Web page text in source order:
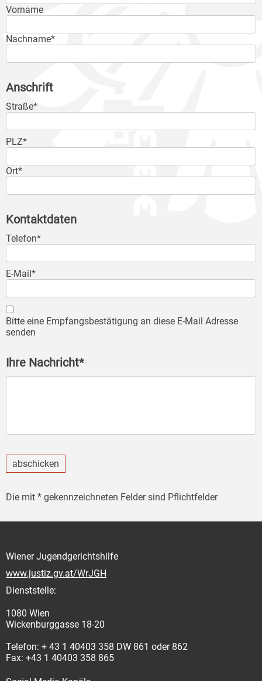
Vorname
Nachname*
Anschrift
Straße*
PLZ*
Ort*
Kontaktdaten
Telefon*
E-Mail*
Bitte eine Empfangsbestätigung an diese E-Mail Adresse
senden
Ihre Nachricht*
abschicken
Die mit * gekennzeichneten Felder sind Pflichtfelder
Wiener Jugendgerichtshilfe
www.justiz.gv.at/WrJGH
Dienststelle:
1080 Wien
Wickenburggasse 18-20
Telefon: + 43 1 40403 358 DW 861 oder 862
Fax: +43 1 40403 358 865